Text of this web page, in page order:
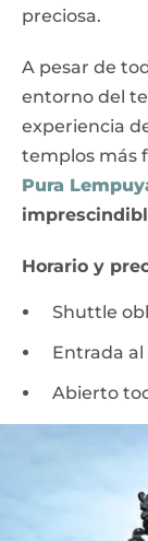
preciosa.
A pesar de
entorno del
experiencia
templos más
Pura
Horario y
Shuttle
Entrada
Abierto